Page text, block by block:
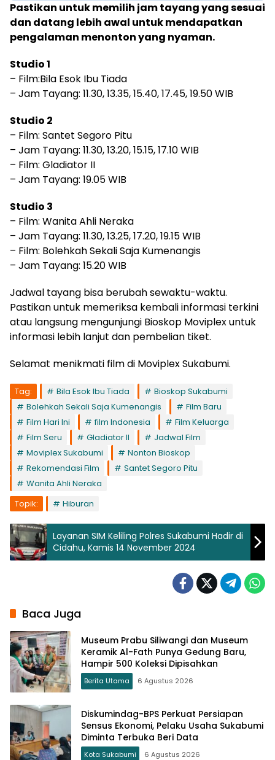
Pastikan untuk memilih jam tayang yang sesuai
dan datang lebih awal untuk mendapatkan
pengalaman menonton yang nyaman.
Studio 1
– Film:Bila Esok Ibu Tiada
– Jam Tayang: 11.30, 13.35, 15.40, 17.45, 19.50 WIB
Studio 2
– Film: Santet Segoro Pitu
– Jam Tayang: 11.30, 13.20, 15.15, 17.10 WIB
– Film: Gladiator II
– Jam Tayang: 19.05 WIB
Studio 3
– Film: Wanita Ahli Neraka
– Jam Tayang: 11.30, 13.25, 17.20, 19.15 WIB
– Film: Bolehkah Sekali Saja Kumenangis
– Jam Tayang: 15.20 WIB
Jadwal tayang bisa berubah sewaktu-waktu.
Pastikan untuk memeriksa kembali informasi terkini
atau langsung mengunjungi Bioskop Moviplex untuk
informasi lebih lanjut dan pembelian tiket.
Selamat menikmati film di Moviplex Sukabumi.
Tag: Bila Esok Ibu Tiada
Bioskop Sukabumi
Bolehkah Sekali Saja Kumenangis
Film Baru
Film Hari Ini
film Indonesia
Film Keluarga
Film Seru
Gladiator II
Jadwal Film
Moviplex Sukabumi
Nonton Bioskop
Rekomendasi Film
Santet Segoro Pitu
Wanita Ahli Neraka
Topik:
Hiburan
Layanan SIM Keliling Polres Sukabumi Hadir di
Cidahu, Kamis 14 November 2024
Baca Juga
Museum Prabu Siliwangi dan Museum
Keramik Al-Fath Punya Gedung Baru,
Hampir 500 Koleksi Dipisahkan
Berita Utama 6 Agustus 2026
Diskumindag-BPS Perkuat Persiapan
Sensus Ekonomi, Pelaku Usaha Sukabumi
Diminta Terbuka Beri Data
Kota Sukabumi 6 Agustus 2026